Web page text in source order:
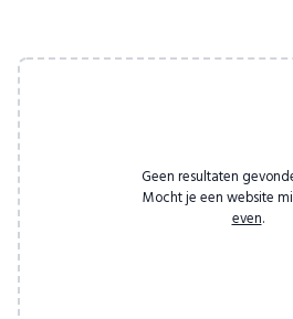
Geen resultaten
Mocht je een website
even.